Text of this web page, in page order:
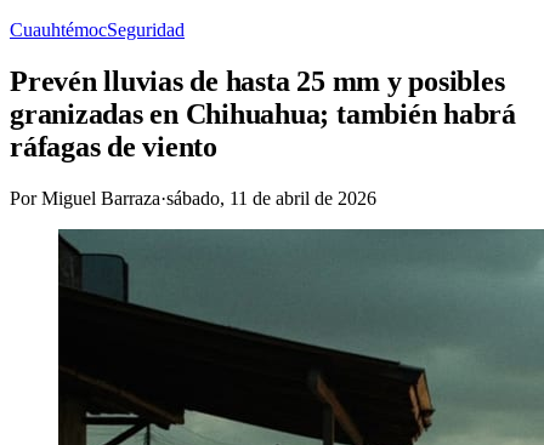
CuauhtémocSeguridad
Prevén lluvias de hasta 25 mm y posibles
granizadas en Chihuahua; también habrá
ráfagas de viento
PorMiguel Barraza·sábado, 11 de abril de 2026